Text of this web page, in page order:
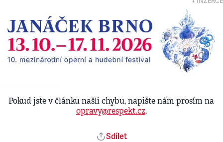
Pokud jste v článku našli chybu, napište nám prosím na
opravy@respekt.cz.
Sdílet